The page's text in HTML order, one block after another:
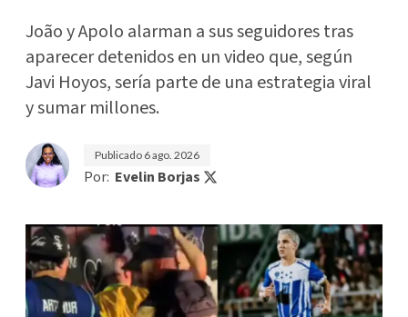
João y Apolo alarman a sus seguidores tras
aparecer detenidos en un video que, según
Javi Hoyos, sería parte de una estrategia viral
y sumar millones.
Publicado 6 ago. 2026
Por: Evelin Borjas